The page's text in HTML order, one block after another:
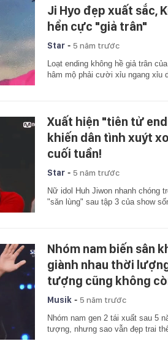
Ji Hyo đẹp xuất sắc,
hển cực "giả trân"
Star - 5 năm trước
Loạt ending không hề giả trân
hâm mộ phải cười xỉu ngang xỉu
Xuất hiện "tiên tử
khiến dân tình xuýt
cuối tuần!
Star - 5 năm trước
Nữ idol Huh Jiwon nhanh chóng
"săn lùng" sau tập 3 của show
Nhóm nam biến sân
giành nhau thời
tượng cũng không
Musik - 5 năm trước
Nhóm nam gen 2 tái xuất sau 5
tượng, nhưng sao vẫn đẹp trai